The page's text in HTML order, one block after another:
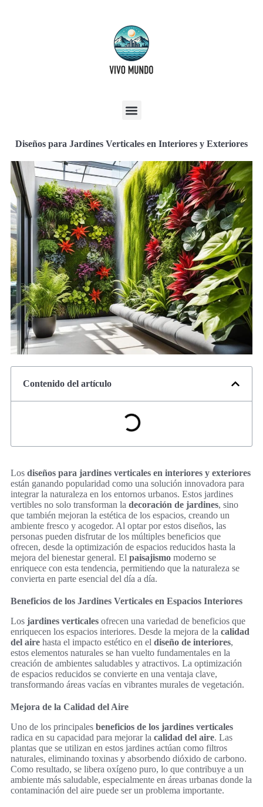
Diseños para Jardines Verticales en Interiores y Exteriores
Contenido del artículo
Los diseños para jardines verticales en interiores y exteriores
están ganando popularidad como una solución innovadora para
integrar la naturaleza en los entornos urbanos. Estos jardines
vertibles no solo transforman la decoración de jardines, sino
que también mejoran la estética de los espacios, creando un
ambiente fresco y acogedor. Al optar por estos diseños, las
personas pueden disfrutar de los múltiples beneficios que
ofrecen, desde la optimización de espacios reducidos hasta la
mejora del bienestar general. El paisajismo moderno se
enriquece con esta tendencia, permitiendo que la naturaleza se
convierta en parte esencial del día a día.
Beneficios de los Jardines Verticales en Espacios Interiores
Los jardines verticales ofrecen una variedad de beneficios que
enriquecen los espacios interiores. Desde la mejora de la calidad
del aire hasta el impacto estético en el diseño de interiores,
estos elementos naturales se han vuelto fundamentales en la
creación de ambientes saludables y atractivos. La optimización
de espacios reducidos se convierte en una ventaja clave,
transformando áreas vacías en vibrantes murales de vegetación.
Mejora de la Calidad del Aire
Uno de los principales beneficios de los jardines verticales
radica en su capacidad para mejorar la calidad del aire. Las
plantas que se utilizan en estos jardines actúan como filtros
naturales, eliminando toxinas y absorbendo dióxido de carbono.
Como resultado, se libera oxígeno puro, lo que contribuye a un
ambiente más saludable, especialmente en áreas urbanas donde la
contaminación del aire puede ser un problema importante.